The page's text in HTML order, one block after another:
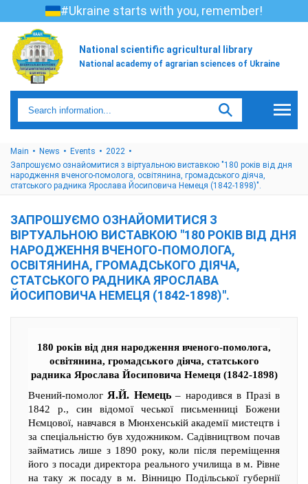
#Ukraine starts with you, remember!
National scientific agricultural library
National academy of agrarian sciences of Ukraine
Main News Events
2022
Запрошуємо ознайомитися з віртуальною виставкою "180 років від дня
народження вченого-помолога, освітянина, громадського діяча,
статського радника Ярослава Йосиповича Немеця (1842-1898)".
ЗАПРОШУЄМО ОЗНАЙОМИТИСЯ З
ВІРТУАЛЬНОЮ ВИСТАВКОЮ "180 РОКІВ ВІД ДНЯ
НАРОДЖЕННЯ ВЧЕНОГО-ПОМОЛОГА,
ОСВІТЯНИНА, ГРОМАДСЬКОГО ДІЯЧА,
СТАТСЬКОГО РАДНИКА ЯРОСЛАВА
ЙОСИПОВИЧА НЕМЕЦЯ (1842-1898)".
180 років від дня народження вченого-помолога,
освітянина, громадського діяча, статського
радника Ярослава Йосиповича Немеця (1842-1898)
Вчений-помолог Я.Й. Немець– народився в Празі в
1842 р., син відомої чеської письменниці Божени
Нємцової, навчався в Мюнхенській академії мистецтв і
за спеціальністю був художником. Садівництвом почав
займатись лише з 1890 року, коли після переміщення
його з посади директора реального училища в м. Рівне
на таку ж посаду в м. Вінницю Подільської губернії